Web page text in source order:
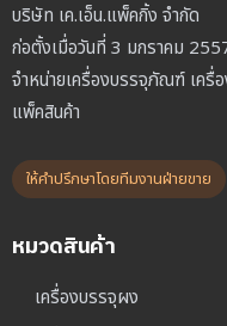
บริษัท เค.เอ็น.แพ็คกิ้ง จำกัด
ก่อตั้งเมื่อวันที่ 3 มกราคม
จำหน่ายเครื่องบรรจุภัณฑ์ เครื่
แพ็คสินค้า
ให้คำปรึกษาโดยทีมงานฝ่ายขาย
หมวดสินค้า
เครื่องบรรจุผง